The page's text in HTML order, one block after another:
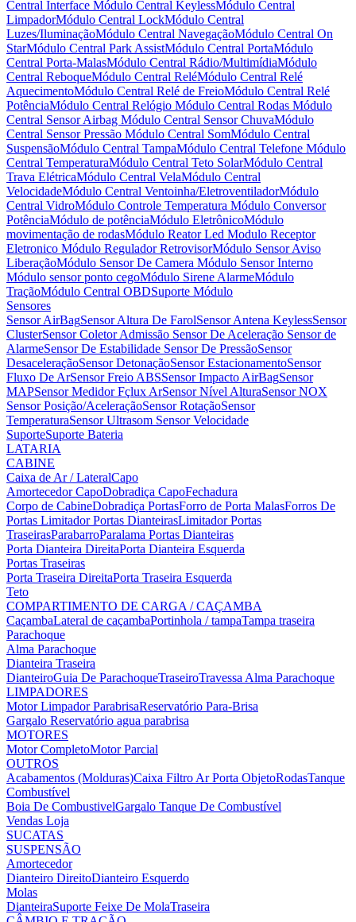
Central Interface Módulo Central KeylessMódulo Central
LimpadorMódulo Central LockMódulo Central
Luzes/IluminaçãoMódulo Central NavegaçãoMódulo Central On
StarMódulo Central Park AssistMódulo Central PortaMódulo
Central Porta-MalasMódulo Central Rádio/MultimídiaMódulo
Central ReboqueMódulo Central ReléMódulo Central Relé
AquecimentoMódulo Central Relé de FreioMódulo Central Relé
PotênciaMódulo Central Relógio Módulo Central Rodas Módulo
Central Sensor Airbag Módulo Central Sensor ChuvaMódulo
Central Sensor Pressão Módulo Central SomMódulo Central
SuspensãoMódulo Central TampaMódulo Central Telefone Módulo
Central TemperaturaMódulo Central Teto SolarMódulo Central
Trava ElétricaMódulo Central VelaMódulo Central
VelocidadeMódulo Central Ventoinha/EletroventiladorMódulo
Central VidroMódulo Controle Temperatura Módulo Conversor
PotênciaMódulo de potênciaMódulo EletrônicoMódulo
movimentação de rodasMódulo Reator Led Modulo Receptor
Eletronico Módulo Regulador RetrovisorMódulo Sensor Aviso
LiberaçãoMódulo Sensor De Camera Módulo Sensor Interno
Módulo sensor ponto cegoMódulo Sirene AlarmeMódulo
TraçãoMódulo Central OBDSuporte Módulo
Sensores
Sensor AirBagSensor Altura De FarolSensor Antena KeylessSensor
ClusterSensor Coletor Admissão Sensor De Aceleração Sensor de
AlarmeSensor De Estabilidade Sensor De PressãoSensor
DesaceleraçãoSensor DetonaçãoSensor EstacionamentoSensor
Fluxo De ArSensor Freio ABSSensor Impacto AirBagSensor
MAPSensor Medidor Fçlux ArSensor Nível AlturaSensor NOX
Sensor Posição/AceleraçãoSensor RotaçãoSensor
TemperaturaSensor Ultrasom Sensor Velocidade
SuporteSuporte Bateria
LATARIA
CABINE
Caixa de Ar / LateralCapo
Amortecedor CapoDobradiça CapoFechadura
Corpo de CabineDobradiça PortasForro de Porta MalasForros De
Portas Limitador Portas DianteirasLimitador Portas
TraseirasParabarroParalama Portas Dianteiras
Porta Dianteira DireitaPorta Dianteira Esquerda
Portas Traseiras
Porta Traseira DireitaPorta Traseira Esquerda
Teto
COMPARTIMENTO DE CARGA / CAÇAMBA
CaçambaLateral de caçambaPortinhola / tampaTampa traseira
Parachoque
Alma Parachoque
Dianteira Traseira
DianteiroGuia De ParachoqueTraseiroTravessa Alma Parachoque
LIMPADORES
Motor Limpador ParabrisaReservatório Para-Brisa
Gargalo Reservatório agua parabrisa
MOTORES
Motor CompletoMotor Parcial
OUTROS
Acabamentos (Molduras)Caixa Filtro ArPorta ObjetoRodasTanque
Combustível
Boia De CombustivelGargalo Tanque De Combustível
Vendas Loja
SUCATAS
SUSPENSÃO
Amortecedor
Dianteiro DireitoDianteiro Esquerdo
Molas
DianteiraSuporte Feixe De MolaTraseira